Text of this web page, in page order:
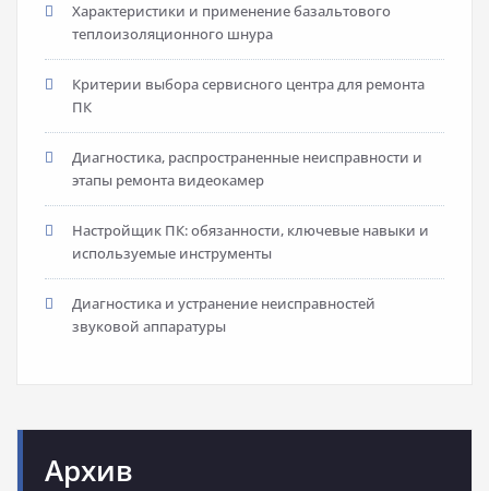
Характеристики и применение базальтового
теплоизоляционного шнура
Критерии выбора сервисного центра для ремонта
ПК
Диагностика, распространенные неисправности и
этапы ремонта видеокамер
Настройщик ПК: обязанности, ключевые навыки и
используемые инструменты
Диагностика и устранение неисправностей
звуковой аппаратуры
Архив